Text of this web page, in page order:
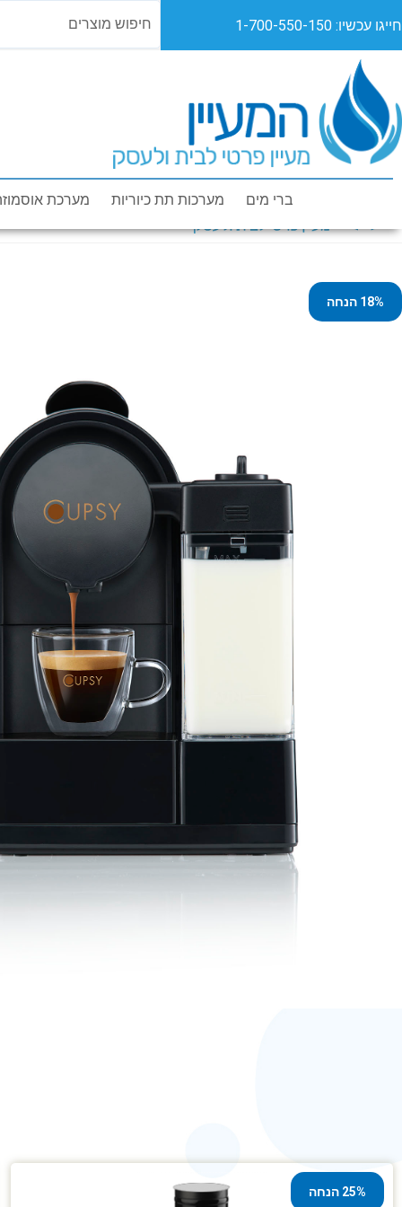
חייגו עכשיו: 1-700-550-150
ברי מים מערכות תת כיוריות מערכת מוצרים מבצעים
18% הנחה
25% הנחה